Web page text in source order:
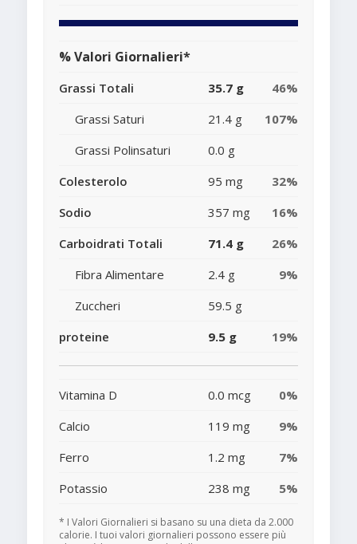
% Valori Giornalieri*
Grassi Totali 35.7 g
46%
Grassi Saturi
21.4 g
107%
Grassi Polinsaturi
0.0 g
Colesterolo
95 mg
32%
Sodio
357 mg
16%
Carboidrati Totali
71.4 g
26%
Fibra Alimentare
2.4 g
9%
Zuccheri
59.5 g
proteine
9.5 g 19%
Vitamina D 0.0 mcg
0%
Calcio
119 mg
9%
Ferro
1.2 mg
7%
Potassio
238 mg 5%
* I Valori Giornalieri si basano su una dieta da 2.000
calorie. I tuoi valori giornalieri possono essere più